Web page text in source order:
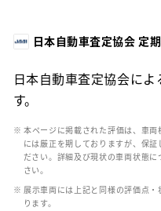
日本自動車査定協会 定
日本自動車査定協会に
す。
※ 本ページに掲載された評価は、車
には厳正を期しておりますが、保
ださい。詳細及び現状の車両状態
さい。
※ 展示車両には上記と同様の評価点
ります。